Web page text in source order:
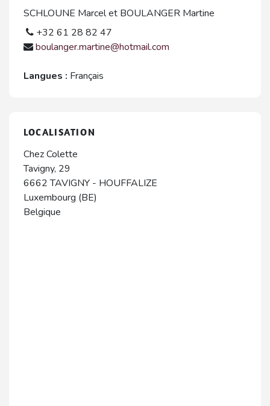
SCHLOUNE Marcel et BOULANGER Martine
+32 61 28 82 47
boulanger.martine@hotmail.com
Langues : Français
LOCALISATION
Chez Colette
Tavigny, 29
6662 TAVIGNY - HOUFFALIZE
Luxembourg (BE)
Belgique